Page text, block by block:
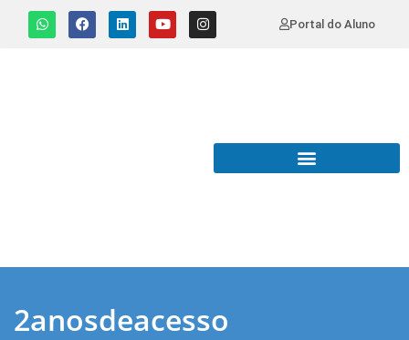
Portal do Aluno
2anosdeacesso